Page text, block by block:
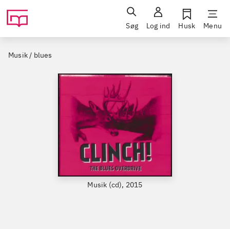
Søg Log ind Husk Menu
Musik / blues
Musik (cd), 2015